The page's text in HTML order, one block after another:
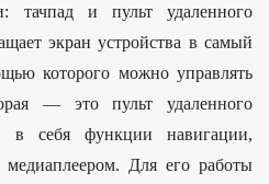
тачпад и пульт удаленного
экран устройства в самый
которого можно управлять
— это пульт удаленного
в себя функции навигации,
Для его работы